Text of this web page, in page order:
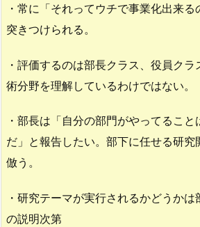
・常に「それってウチで事業化出来
突きつけられる。
・評価するのは部長クラス、役員ク
術分野を理解しているわけではない。
・部長は「自分の部門がやってること
だ」と報告したい。部下に任せる研究
倣う。
・研究テーマが実行されるかどうか
の説明次第